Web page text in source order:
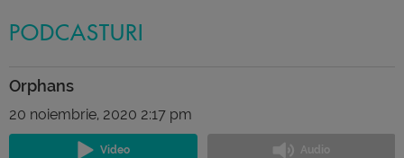
PODCASTURI
Orphans
20 noiembrie, 2020 2:17 pm